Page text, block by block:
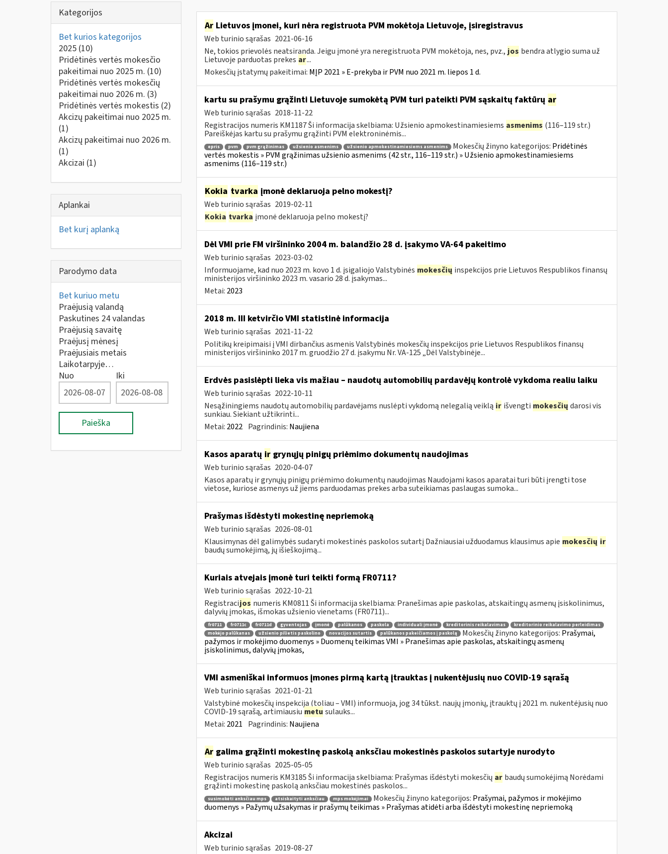
Kategorijos
Bet kurios kategorijos
2025 (10)
Pridėtinės vertės mokesčio
pakeitimai nuo 2025 m. (10)
Pridėtinės vertės mokesčių
pakeitimai nuo 2026 m. (3)
Pridėtinės vertės mokestis (2)
Akcizų pakeitimai nuo 2025 m.
(1)
Akcizų pakeitimai nuo 2026 m.
(1)
Akcizai (1)
Aplankai
Bet kurį aplanką
Parodymo data
Bet kuriuo metu
Praėjusią valandą
Paskutines 24 valandas
Praėjusią savaitę
Praėjusį mėnesį
Praėjusiais metais
Laikotarpyje…
Nuo
Iki
Paieška
ArLietuvos įmonei, kuri nėra registruota PVM mokėtoja Lietuvoje, įsiregistravus
Web turinio sąrašas 2021-06-16
Ne, tokios prievolės neatsiranda. Jeigu įmonė yra neregistruota PVM mokėtoja, nes, pvz., jos bendra atlygio suma už
Lietuvoje parduotas prekes ar...
Mokesčių įstatymų pakeitimai: MĮP 2021 » E-prekyba ir PVM nuo 2021 m. liepos 1 d.
kartu su prašymu grąžinti Lietuvoje sumokėtą PVM turi pateikti PVM sąskaitų faktūrų ar
Web turinio sąrašas 2018-11-22
Registracijos numeris KM1187 Ši informacija skelbiama: Užsienio apmokestinamiesiems asmenims (116–119 str.)
Pareiškėjas kartu su prašymu grąžinti PVM elektroninėmis...
epris pvm pvm grąžinimas užsienio asmenims užsienio apmokestinamiesiems asmenims Mokesčių žinyno kategorijos: Pridėtinės
vertės mokestis » PVM grąžinimas užsienio asmenims (42 str., 116–119 str.) » Užsienio apmokestinamiesiems
asmenims (116–119 str.)
Kokia tvarka įmonė deklaruoja pelno mokestį?
Web turinio sąrašas 2019-02-11
Kokia tvarka įmonė deklaruoja pelno mokestį?
Dėl VMI prie FM viršininko 2004 m. balandžio 28 d. įsakymo VA-64 pakeitimo
Web turinio sąrašas 2023-03-02
Informuojame, kad nuo 2023 m. kovo 1 d. įsigaliojo Valstybinės mokesčių inspekcijos prie Lietuvos Respublikos finansų
ministerijos viršininko 2023 m. vasario 28 d. įsakymas...
Metai: 2023
2018 m. III ketvirčio VMI statistinė informacija
Web turinio sąrašas 2021-11-22
Politikų kreipimaisi į VMI dirbančius asmenis Valstybinės mokesčių inspekcijos prie Lietuvos Respublikos finansų
ministerijos viršininko 2017 m. gruodžio 27 d. įsakymu Nr. VA-125 „Dėl Valstybinėje...
Erdvės pasislėpti lieka vis mažiau – naudotų automobilių pardavėjų kontrolė vykdoma realiu laiku
Web turinio sąrašas 2022-10-11
Nesąžiningiems naudotų automobilių pardavėjams nuslėpti vykdomą nelegalią veiklą ir išvengti mokesčių darosi vis
sunkiau. Siekiant užtikrinti...
Metai: 2022 Pagrindinis: Naujiena
Kasos aparatų irgrynųjų pinigų priėmimo dokumentų naudojimas
Web turinio sąrašas 2020-04-07
Kasos aparatų ir grynųjų pinigų priėmimo dokumentų naudojimas Naudojami kasos aparatai turi būti įrengti tose
vietose, kuriose asmenys už jiems parduodamas prekes arba suteikiamas paslaugas sumoka...
Prašymas išdėstyti mokestinę nepriemoką
Web turinio sąrašas 2026-08-01
Klausimynas dėl galimybės sudaryti mokestinės paskolos sutartį Dažniausiai užduodamus klausimus apie mokesčių ir
baudų sumokėjimą, jų išieškojimą...
Kuriais atvejais įmonė turi teikti formą FR0711?
Web turinio sąrašas 2022-10-21
Registracijos numeris KM0811 Ši informacija skelbiama: Pranešimas apie paskolas, atskaitingų asmenų įsiskolinimus,
dalyvių įmokas, išmokas užsienio vienetams (FR0711)...
fr0711 fr0711c fr0711d gyventojas įmonė palūkanos paskola individuali įmonė kreditorinis reikalavimas
kreditorinio reikalavimo perleidimas
mokėjo palūkanas
užsienio pilietis paskolino novacijos sutartis palūkanos pakeičiamos į paskolą Mokesčių žinyno kategorijos: Prašymai,
pažymos ir mokėjimo duomenys » Duomenų teikimas VMI » Pranešimas apie paskolas, atskaitingų asmenų
įsiskolinimus, dalyvių įmokas,
VMI asmeniškai informuos įmones pirmą kartą įtrauktas į nukentėjusių nuo COVID-19 sąrašą
Web turinio sąrašas 2021-01-21
Valstybinė mokesčių inspekcija (toliau – VMI) informuoja, jog 34 tūkst. naujų įmonių, įtrauktų į 2021 m. nukentėjusių nuo
COVID-19 sąrašą, artimiausiu metu sulauks...
Metai: 2021 Pagrindinis: Naujiena
Argalima grąžinti mokestinę paskolą anksčiau mokestinės paskolos sutartyje nurodyto
Web turinio sąrašas 2025-05-05
Registracijos numeris KM3185 Ši informacija skelbiama: Prašymas išdėstyti mokesčių ar baudų sumokėjimą Norėdami
grąžinti mokestinę paskolą anksčiau mokestinės paskolos...
susimokėti anksčiau mps atsiskaityti anksčiau mps mokėjimai Mokesčių žinyno kategorijos: Prašymai, pažymos ir mokėjimo
duomenys » Pažymų užsakymas ir prašymų teikimas » Prašymas atidėti arba išdėstyti mokestinę nepriemoką
Akcizai
Web turinio sąrašas 2019-08-27